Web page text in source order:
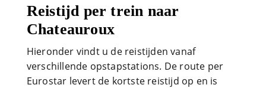
Reistijd per trein naar
Chateauroux
Hieronder vindt u de reistijden vanaf
verschillende opstapstations. De route per
Eurostar levert de kortste reistijd op en is